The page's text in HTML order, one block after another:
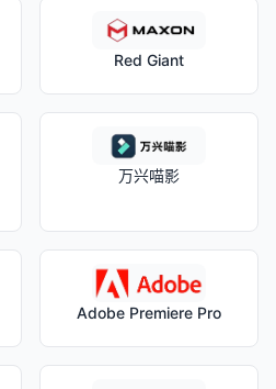
Red Giant
万兴喵影
Adobe Premiere Pro